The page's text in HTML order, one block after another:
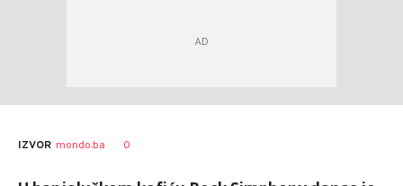
AUTOR Stanić
IZVOR mondo.ba 0